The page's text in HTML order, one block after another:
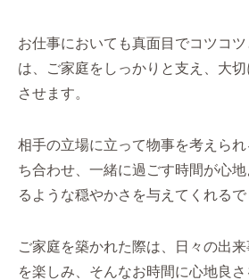
お仕事においても真面目でコツコ
は、ご家庭をしっかりと支え、大
させます。
相手の立場に立って物事を考えら
ち合わせ、一緒に過ごす時間が心
るような穏やかさを与えてくれるで
ご家庭を築かれた際は、日々の出
を楽しみ、そんなお時間に心地良